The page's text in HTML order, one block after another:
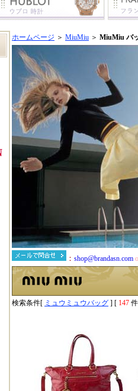
ホームページ ＞ MiuMiu ＞ MiuMiu バ
検索条件[ ミュウミュウバッグ ] [ 147